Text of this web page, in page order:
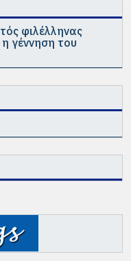
φιλέλληνας
γέννηση του